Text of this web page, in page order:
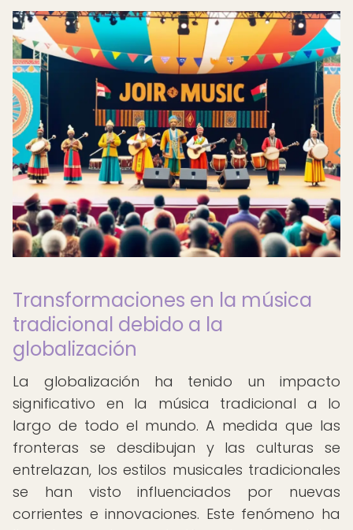
Transformaciones en la música
tradicional debido a la
globalización
La globalización ha tenido un impacto
significativo en la música tradicional a lo
largo de todo el mundo. A medida que las
fronteras se desdibujan y las culturas se
entrelazan, los estilos musicales tradicionales
se han visto influenciados por nuevas
corrientes e innovaciones. Este fenómeno ha